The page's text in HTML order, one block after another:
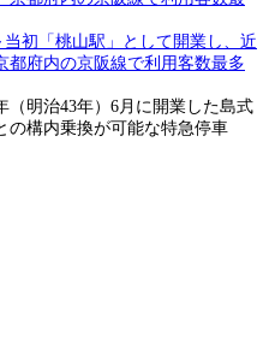
初「桃山駅」として開業し、近
都府内の京阪線で利用客数最多
（明治43年）6月に開業した島式
の構内乗換が可能な特急停車